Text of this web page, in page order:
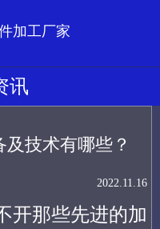
加工厂家
讯
技术有哪些？
2022.11.16
开那些先进的加